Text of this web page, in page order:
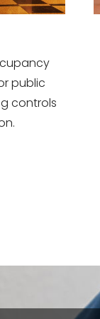
public
controls